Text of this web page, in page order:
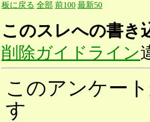
板に戻る 全部 前100 最新50
このスレへの書き
削除ガイドライン
このアンケー
す